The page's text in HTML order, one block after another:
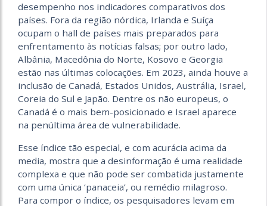
desempenho nos indicadores comparativos dos
países. Fora da região nórdica, Irlanda e Suíça
ocupam o hall de países mais preparados para
enfrentamento às notícias falsas; por outro lado,
Albânia, Macedônia do Norte, Kosovo e Georgia
estão nas últimas colocações. Em 2023, ainda houve a
inclusão de Canadá, Estados Unidos, Austrália, Israel,
Coreia do Sul e Japão. Dentre os não europeus, o
Canadá é o mais bem-posicionado e Israel aparece
na penúltima área de vulnerabilidade.
Esse índice tão especial, e com acurácia acima da
media, mostra que a desinformação é uma realidade
complexa e que não pode ser combatida justamente
com uma única ‘panaceia’, ou remédio milagroso.
Para compor o índice, os pesquisadores levam em